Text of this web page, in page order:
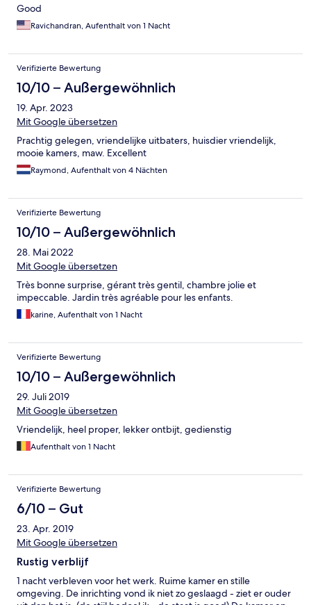
Good
Ravichandran, Aufenthalt von 1 Nacht
Verifizierte Bewertung
10/10 – Außergewöhnlich
19. Apr. 2023
Mit Google übersetzen
Prachtig gelegen, vriendelijke uitbaters, huisdier vriendelijk,
mooie kamers, maw. Excellent
Raymond, Aufenthalt von 4 Nächten
Verifizierte Bewertung
10/10 – Außergewöhnlich
28. Mai 2022
Mit Google übersetzen
Très bonne surprise, gérant très gentil, chambre jolie et
impeccable. Jardin très agréable pour les enfants.
karine, Aufenthalt von 1 Nacht
Verifizierte Bewertung
10/10 – Außergewöhnlich
29. Juli 2019
Mit Google übersetzen
Vriendelijk, heel proper, lekker ontbijt, gedienstig
Aufenthalt von 1 Nacht
Verifizierte Bewertung
6/10 – Gut
23. Apr. 2019
Mit Google übersetzen
Rustig verblijf
1 nacht verbleven voor het werk. Ruime kamer en stille
omgeving. De inrichting vond ik niet zo geslaagd - ziet er ouder